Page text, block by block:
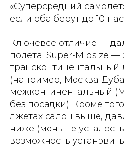
«Суперсредний
если оба берут до 10
Ключевое отличие —
полета. Super-Midsize —
трансконтинентальный
(например, Москва-
межконтинентальный
без посадки). Кроме
джетах салон выше,
ниже (меньше
возможность